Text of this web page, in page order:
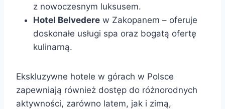
z nowoczesnym luksusem.
Hotel Belvedere w Zakopanem – oferuje
doskonałe usługi spa oraz bogatą ofertę
kulinarną.
Ekskluzywne hotele w górach w Polsce
zapewniają również dostęp do różnorodnych
aktywności, zarówno latem, jak i zimą,